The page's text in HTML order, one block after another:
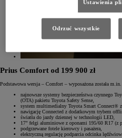
Prius Comfort od 199 900 zł
Podstawowa wersja – Comfort – wyposażona została
najnowsze systemy bezpieczeństwa czynnego
(OTA) pakietu Toyota Safety Sense,
system multimedialny Toyota Smart Connect®
nawigację Connected z dodatkowym trybem
światła do jazdy dziennej w technologii LED,
17" felgi aluminiowe z oponami 195/60 R17 (z
podgrzewane fotele kierowcy i pasażera,
elektryczną regulację podparcia odcinka
Ustawienia
Odrzuć wszystkie